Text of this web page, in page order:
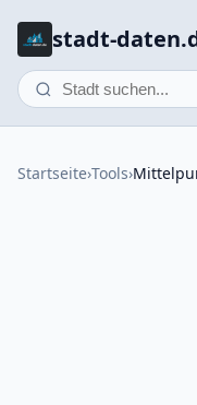
stadt-
Startseite›Tools›